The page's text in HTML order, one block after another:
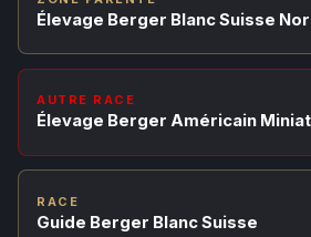
Élevage Berger Blanc Suisse
AUTRE RACE
Élevage Berger Américain
RACE
Guide Berger Blanc Suisse